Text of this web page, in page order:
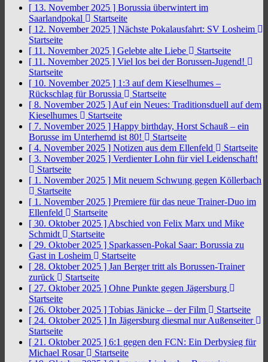
[ 13. November 2025 ] Borussia überwintert im
Saarlandpokal
Startseite
[ 12. November 2025 ] Nächste Pokalausfahrt: SV Losheim
Startseite
[ 11. November 2025 ] Gelebte alte Liebe
Startseite
[ 11. November 2025 ] Viel los bei der Borussen-Jugend!
Startseite
[ 10. November 2025 ] 1:3 auf dem Kieselhumes –
Rückschlag für Borussia
Startseite
[ 8. November 2025 ] Auf ein Neues: Traditionsduell auf dem
Kieselhumes
Startseite
[ 7. November 2025 ] Happy birthday, Horst Schauß – ein
Borusse im Unterhemd ist 80!
Startseite
[ 4. November 2025 ] Notizen aus dem Ellenfeld
Startseite
[ 3. November 2025 ] Verdienter Lohn für viel Leidenschaft!
Startseite
[ 1. November 2025 ] Mit neuem Schwung gegen Köllerbach
Startseite
[ 1. November 2025 ] Premiere für das neue Trainer-Duo im
Ellenfeld
Startseite
[ 30. Oktober 2025 ] Abschied von Felix Marx und Mike
Schmidt
Startseite
[ 29. Oktober 2025 ] Sparkassen-Pokal Saar: Borussia zu
Gast in Losheim
Startseite
[ 28. Oktober 2025 ] Jan Berger tritt als Borussen-Trainer
zurück
Startseite
[ 27. Oktober 2025 ] Ohne Punkte gegen Jägersburg
Startseite
[ 26. Oktober 2025 ] Tobias Jänicke – der Film
Startseite
[ 24. Oktober 2025 ] In Jägersburg diesmal nur Außenseiter
Startseite
[ 21. Oktober 2025 ] 6:1 gegen den FCN: Ein Derbysieg für
Michael Rosar
Startseite